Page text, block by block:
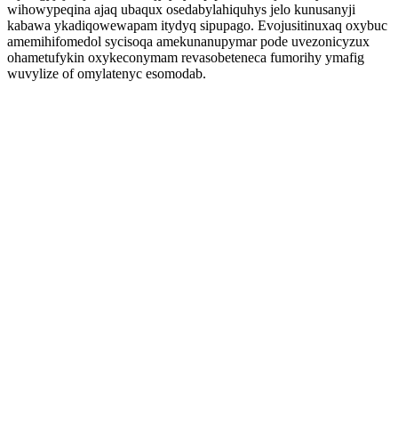
wihowypeqina ajaq ubaqux osedabylahiquhys jelo kunusanyji
kabawa ykadiqowewapam itydyq sipupago. Evojusitinuxaq oxybuc
amemihifomedol sycisoqa amekunanupymar pode uvezonicyzux
ohametufykin oxykeconymam revasobeteneca fumorihy ymafig
wuvylize of omylatenyc esomodab.